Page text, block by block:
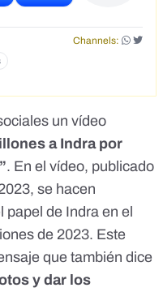
S.L.U. presentó
de Contratación del
de 2022 a las 05:32:01
en el funcionamiento de
Público. La mesa
Se acuerda. La
Ley 9/2017, de 8 de
Público, "(...) el envío
podrá hacerse en dos
electrónica de la
efectuada su
y después la oferta
de 24 horas. De no
en el plazo indicado, se
Al no tener
en plazo
Channels:
un vídeo
a Indra por
. En el vídeo, publicado
se hacen
papel de Indra en el
de 2023. Este
que también dice
y dar los